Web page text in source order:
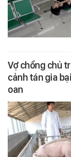
Vợ chồng chủ
cảnh tán gia
oan